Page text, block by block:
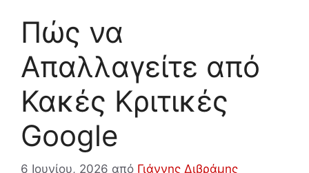
Πώς να
Απαλλαγείτε από
Κακές Κριτικές
Google
6 Ιουνίου, 2026 από Γιάννης Διβράμης